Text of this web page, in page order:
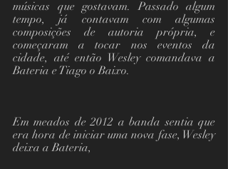
músicas que gostavam. Passado algum
tempo, já contavam com algumas
composições de autoria própria, e
começaram a tocar nos eventos da
cidade, até então Wesley comandava a
Bateria e Tiago o Baixo.
Em meados de 2012 a banda sentia que
era hora de iniciar uma nova fase, Wesley
deixa a Bateria,